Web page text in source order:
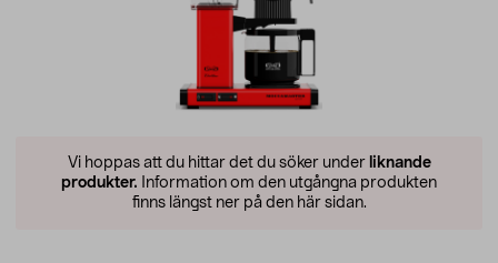
Vi hoppas att du hittar det du söker under liknande
produkter. Information om den utgångna produkten
finns längst ner på den här sidan.